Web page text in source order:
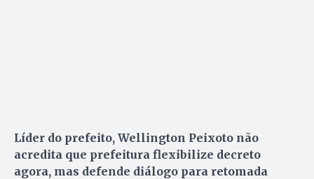
Líder do prefeito, Wellington Peixoto não
acredita que prefeitura flexibilize decreto
agora, mas defende diálogo para retomada